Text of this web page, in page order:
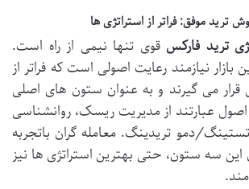
موفق: فراتر از استراتژی ها
ترید فارکس قوی تنها نیمی از راه است.
بازار نیازمند رعایت اصولی است که فراتر از
می گیرند و به عنوان ستون های اصلی
عبارتند از مدیریت ریسک، روانشناسی
دمو تریدینگ. معامله گران باتجربه
این سه ستون، حتی بهترین استراتژی ها نیز